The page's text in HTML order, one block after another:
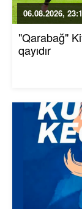
06.08.2026,
"Qarabağ"
qayıdır